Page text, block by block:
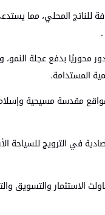
للناتج المحلي، مما
محوريًا بدفع عجلة
المستدامة.
مواقع مقدسة مسيحية
في الترويج للسياحة
والتسويق